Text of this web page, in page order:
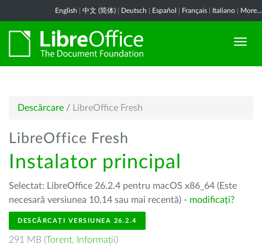
English 中文 (简体) Deutsch Español Français Italiano More...
Descărcare / LibreOffice Fresh
LibreOffice Fresh
Instalator principal
Selectat: LibreOffice 26.2.4 pentru macOS x86_64 (Este
necesară versiunea 10.14 sau mai recentă) - modificați?
DESCĂRCAȚI VERSIUNEA 26.2.4
291 MB (Torent, Informații)